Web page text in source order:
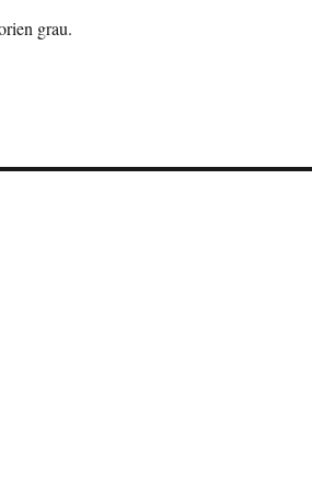
grau.